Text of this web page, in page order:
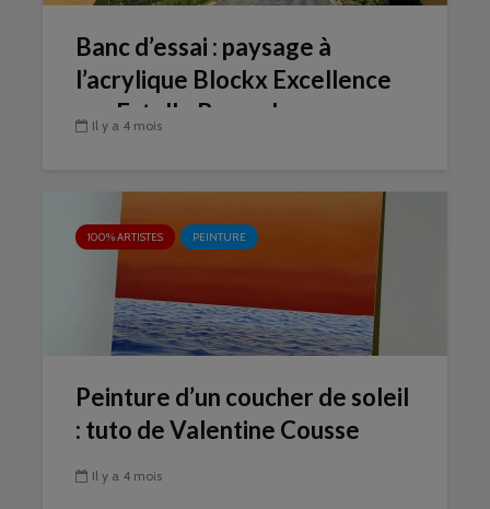
Banc d’essai : paysage à
l’acrylique Blockx Excellence
par Estelle Beraud
Il y a 4 mois
100% ARTISTES PEINTURE
Peinture d’un coucher de soleil
: tuto de Valentine Cousse
Il y a 4 mois